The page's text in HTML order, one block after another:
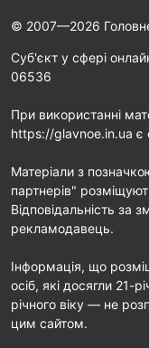
© 2007—2026 Головне
Cуб'єкт у сфері
06536
При використанні
https://glavnoe.in.ua є
Матеріали з
партнерів"
Відповідальність за
рекламодавець.
Інформація, що
осіб, які досягли 21-
річного віку — не
цим сайтом.